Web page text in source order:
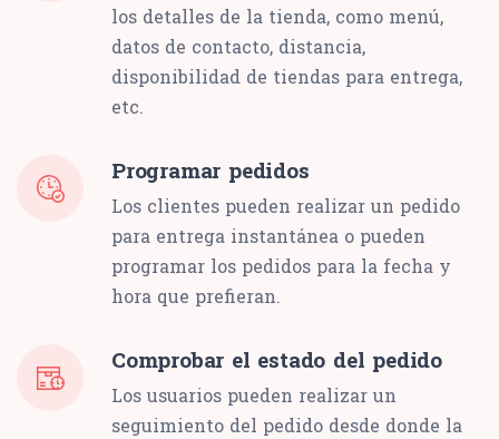
los detalles de la tienda, como menú,
datos de contacto, distancia,
disponibilidad de tiendas para entrega,
etc.
Programar pedidos
Los clientes pueden realizar un pedido
para entrega instantánea o pueden
programar los pedidos para la fecha y
hora que prefieran.
Comprobar el estado del pedido
Los usuarios pueden realizar un
seguimiento del pedido desde donde la